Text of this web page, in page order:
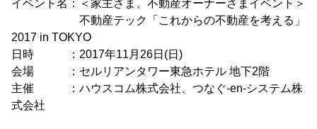
イベント名：＜家主さま、不動産オーナーさまイベント＞
不動産テック「これからの不動産を考える」
2017 in TOKYO
日時 ：2017年11月26日(日)
会場 ：セルリアンタワー東急ホテル 地下2階
主催 ：ハウスコム株式会社、つなぐ-en-システム株
式会社